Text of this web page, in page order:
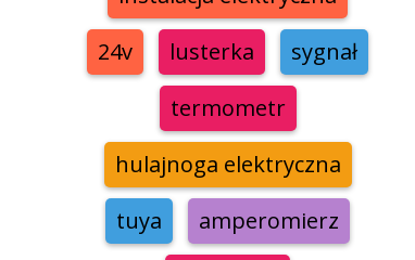
24v
lusterka
sygnał
termometr
hulajnoga elektryczna
tuya
amperomierz